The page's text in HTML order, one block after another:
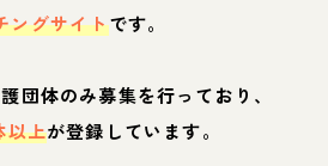
ングサイトです。
団体のみ募集を行っており、
以上が登録しています。